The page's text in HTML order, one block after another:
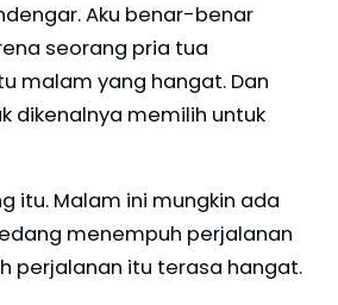
Aku benar-benar
seorang pria tua
malam yang hangat. Dan
dikenalnya memilih untuk
itu. Malam ini mungkin ada
menempuh perjalanan
perjalanan itu terasa hangat.